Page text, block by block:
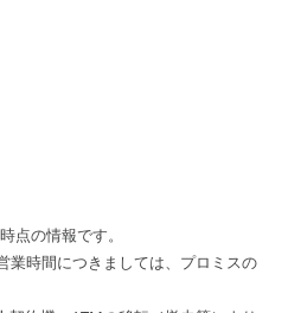
点の情報です。
時間につきましては、プロミスの